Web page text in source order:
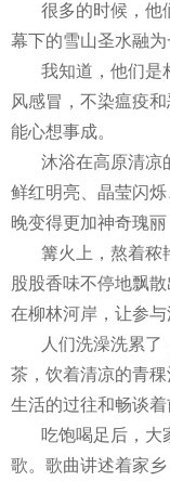
很多的时候，他
幕下的雪山圣水融为
我知道，他们是
风感冒，不染瘟疫
能心想事成。
沐浴在高原清凉
鲜红明亮、晶莹闪
晚变得更加神奇瑰
篝火上，熬着秾
股股香味不停地飘
在柳林河岸，让参与
人们洗澡洗累
茶，饮着清凉的青
生活的过往和畅谈着
吃饱喝足后，大
歌。歌曲讲述着家